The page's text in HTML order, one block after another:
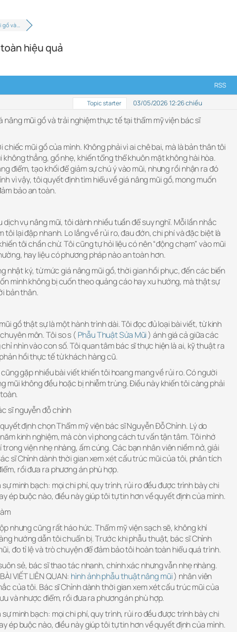
và …
hiệu quả
RSS
Topic starter 03/05/2026 12:26 chiều
nâng mũi gồ và trải nghiệm thực tế tại thẩm mỹ viện bác sĩ
mũi gồ của mình. Không phải vì ai chê bai, mà là bản thân tôi
không thẳng, gồ nhẹ, khiến tổng thể khuôn mặt không hài hòa.
điểm, tạo khối để giảm sự chú ý vào mũi, nhưng rồi nhận ra đó
vì vậy, tôi quyết định tìm hiểu về giá nâng mũi gồ, mong muốn
bảo an toàn.
dịch vụ nâng mũi, tôi dành nhiều tuần để suy nghĩ. Mỗi lần nhắc
lại đập nhanh. Lo lắng về rủi ro, đau đớn, chi phí và đặc biệt là
tôi chần chừ. Tôi cũng tự hỏi liệu có nên “động chạm” vào mũi
hay liệu có phương pháp nào an toàn hơn.
nhật ký, từ mức giá nâng mũi gồ, thời gian hồi phục, đến các biến
mình không bị cuốn theo quảng cáo hay xu hướng, mà thật sự
bản thân.
gồ thật sự là một hành trình dài. Tôi đọc đủ loại bài viết, từ kinh
môn. Tôi so s ( Phẫu Thuật Sửa Mũi) ánh giá cả giữa các
nhìn vào con số. Tôi quan tâm bác sĩ thực hiện là ai, kỹ thuật ra
hồi thực tế từ khách hàng cũ.
gặp nhiều bài viết khiến tôi hoang mang về rủi ro. Có người
mũi không đều hoặc bị nhiễm trùng. Điều này khiến tôi càng phải
sĩ nguyễn đỗ chỉnh
định chọn Thẩm mỹ viện bác sĩ Nguyễn Đỗ Chỉnh. Lý do
kinh nghiệm, mà còn vì phong cách tư vấn tận tâm. Tôi nhớ
viện nhẹ nhàng, ấm cúng. Các bạn nhân viên niềm nở, giải
sĩ Chỉnh dành thời gian xem xét cấu trúc mũi của tôi, phân tích
rồi đưa ra phương án phù hợp.
minh bạch: mọi chi phí, quy trình, rủi ro đều được trình bày chi
ép buộc nào, điều này giúp tôi tự tin hơn về quyết định của mình.
nhưng cũng rất háo hức. Thẩm mỹ viện sạch sẽ, không khí
hướng dẫn tôi chuẩn bị. Trước khi phẫu thuật, bác sĩ Chỉnh
đo tỉ lệ và trò chuyện để đảm bảo tôi hoàn toàn hiểu quá trình.
sẻ, bác sĩ thao tác nhanh, chính xác nhưng vẫn nhẹ nhàng.
VIẾT LIÊN QUAN: hình ảnh phẫu thuật nâng mũi) nhân viên
của tôi. Bác sĩ Chỉnh dành thời gian xem xét cấu trúc mũi của
và nhược điểm, rồi đưa ra phương án phù hợp.
minh bạch: mọi chi phí, quy trình, rủi ro đều được trình bày chi
ép buộc nào, điều này giúp tôi tự tin hơn về quyết định của mình.